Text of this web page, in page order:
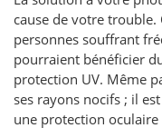
cause de votre trouble.
personnes souffrant
pourraient bénéficier
protection UV. Même
ses rayons nocifs ; il
une protection oculaire